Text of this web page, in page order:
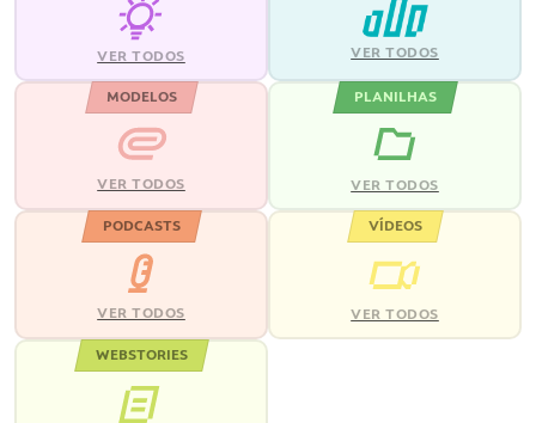
VER TODOS VER TODOS
MODELOS
VER TODOS
PLANILHAS
VER TODOS
PODCASTS
VER TODOS
VÍDEOS
VER TODOS
WEBSTORIES